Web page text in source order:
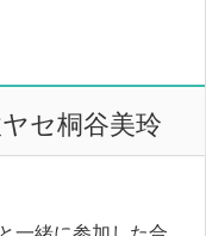
セ桐谷美玲